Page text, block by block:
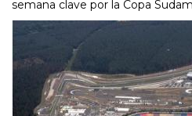
semana clave por la Copa